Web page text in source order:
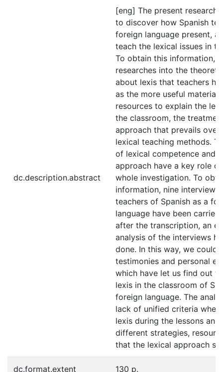
dc.description.abstract
[eng] The present research
to discover how Spanish
foreign language present,
teach the lexical issues in
To obtain this information,
researches into the
about lexis that teachers
as the more useful
resources to explain the
the classroom, the
approach that prevails over
lexical teaching methods.
of lexical competence and
approach have a key role
whole investigation. To
information, nine interviews
teachers of Spanish as a
language have been carried
after the transcription, an
analysis of the interviews
done. In this way, we could
testimonies and personal
which have let us find out
lexis in the classroom of
foreign language. The
lack of unified criteria when
lexis during the lessons
different strategies,
that the lexical approach
dc.format.extent 130 p.